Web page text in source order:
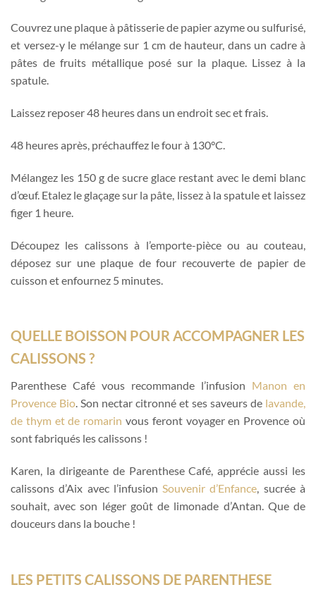
Couvrez une plaque à pâtisserie de papier azyme ou sulfurisé,
et versez-y le mélange sur 1 cm de hauteur, dans un cadre à
pâtes de fruits métallique posé sur la plaque. Lissez à la
spatule.
Laissez reposer 48 heures dans un endroit sec et frais.
48 heures après, préchauffez le four à 130°C.
Mélangez les 150 g de sucre glace restant avec le demi blanc
d’œuf. Etalez le glaçage sur la pâte, lissez à la spatule et laissez
figer 1 heure.
Découpez les calissons à l’emporte-pièce ou au couteau,
déposez sur une plaque de four recouverte de papier de
cuisson et enfournez 5 minutes.
QUELLE BOISSON POUR ACCOMPAGNER LES
CALISSONS ?
Parenthese Café vous recommande l’infusion Manon en
Provence Bio. Son nectar citronné et ses saveurs de lavande,
de thym et de romarin vous feront voyager en Provence où
sont fabriqués les calissons !
Karen, la dirigeante de Parenthese Café, apprécie aussi les
calissons d’Aix avec l’infusionSouvenir d’Enfance, sucrée à
souhait, avec son léger goût de limonade d’Antan. Que de
douceurs dans la bouche !
LES PETITS CALISSONS DE PARENTHESE